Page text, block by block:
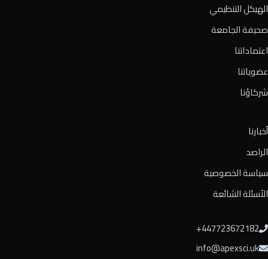
الهيكل التنظيمي
صحيفة الجامعة
اعتماداتنا
عضوياتنا
شركاؤنا
أخبارنا
الراصد
سياسة الخصوصية
الأسئلة الشائعة
⁦+447723672182⁩
info@apexsci.uk